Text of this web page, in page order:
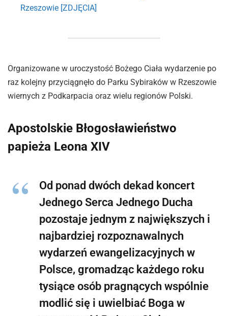
Rzeszowie [ZDJĘCIA]
Organizowane w uroczystość Bożego Ciała wydarzenie po
raz kolejny przyciągnęło do Parku Sybiraków w Rzeszowie
wiernych z Podkarpacia oraz wielu regionów Polski.
Apostolskie Błogosławieństwo
papieża Leona XIV
Od ponad dwóch dekad koncert
Jednego Serca Jednego Ducha
pozostaje jednym z największych i
najbardziej rozpoznawalnych
wydarzeń ewangelizacyjnych w
Polsce, gromadząc każdego roku
tysiące osób pragnących wspólnie
modlić się i uwielbiać Boga w